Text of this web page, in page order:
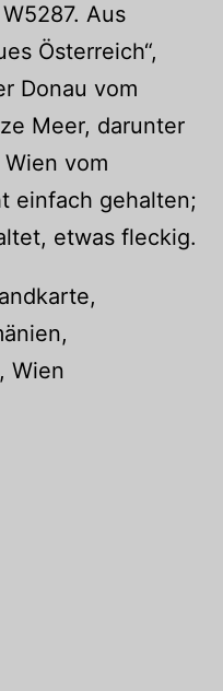
Aus
Österreich“,
Donau vom
Meer, darunter
vom
einfach gehalten;
etwas fleckig.
Wien